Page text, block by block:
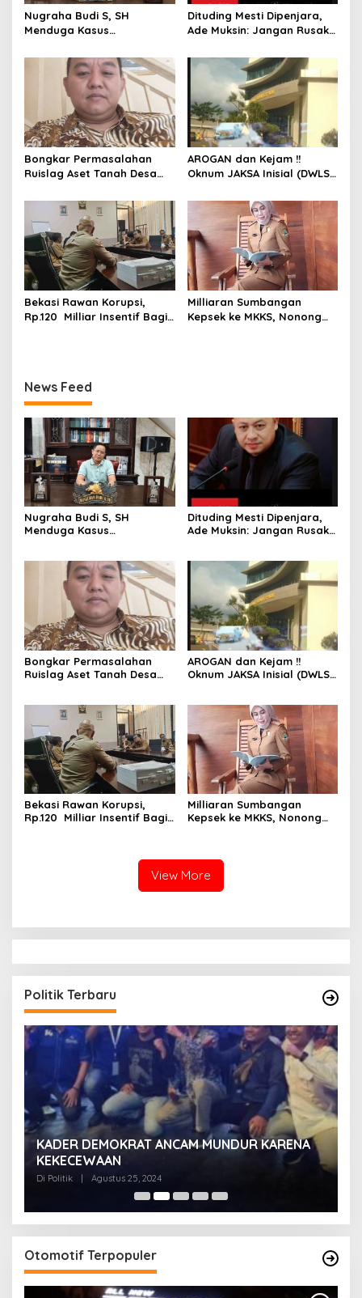
Nugraha Budi S, SH
Menduga Kasus
Penganiayaan Abdul Latif,
Pelaku Dipengaruhi
Narkoba, Tes Urine Mesti
dilakukan Polisi ?
Dituding Mesti Dipenjara,
Ade Muksin: Jangan Rusak
Tanpa Konfirmasi dan
Bongkar Permasalahan
Ruislag Aset Tanah Desa
Pertanyakan Penggantinya
Dimana?
AROGAN dan Kejam !!
Oknum JAKSA Inisial (DWLS)
Lampung Di Sekolah
PENABUR
Bekasi Rawan Korupsi,
Rp.120 Milliar Insentif Bagi
Milliaran Sumbangan
Kepsek ke MKKS, Nonong
News Feed
Nugraha Budi S, SH
Menduga Kasus
Pelaku Dipengaruhi
Narkoba, Tes Urine Mesti
dilakukan Polisi ?
Dituding Mesti Dipenjara,
Ade Muksin: Jangan Rusak
Verifikasi
Bongkar Permasalahan
Ruislag Aset Tanah Desa
Dimana?
AROGAN dan Kejam !!
Oknum JAKSA Inisial (DWLS)
PENABUR
Bekasi Rawan Korupsi,
Rp.120 Milliar Insentif Bagi
Milliaran Sumbangan
Kepsek ke MKKS, Nonong
View More
Politik Terbaru
KADER DEMOKRAT ANCAM MUNDUR KARENA
KEKECEWAAN
Di Politik | Agustus 25, 2024
Otomotif Terpopuler